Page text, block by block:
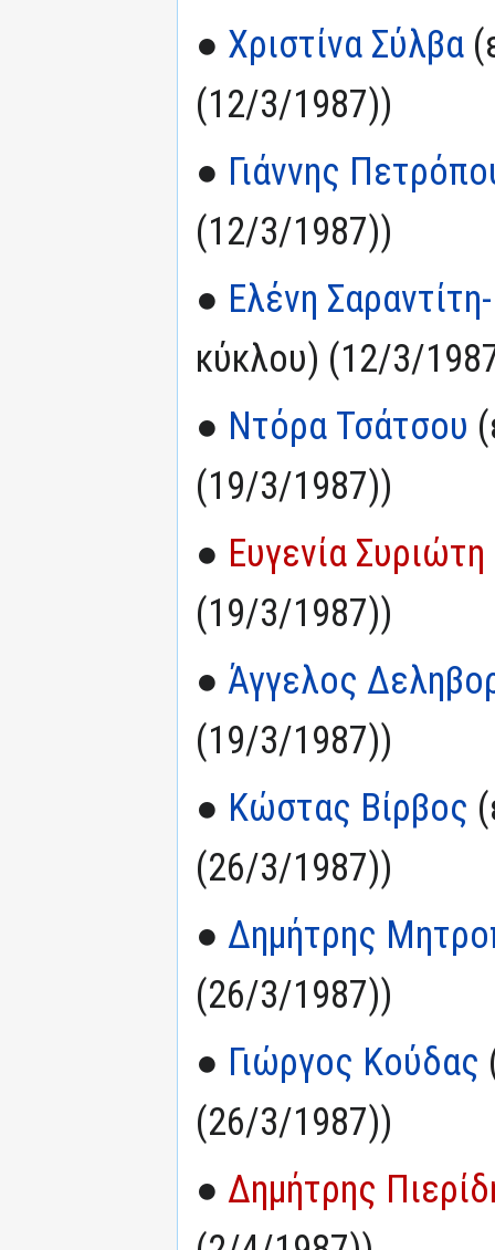
● Χριστίνα Σύλβα
(12/3/1987))
● Γιάννης
(12/3/1987))
● Ελένη
κύκλου) (12/3/
● Ντόρα Τσάτσου
(19/3/1987))
● Ευγενία Συριώτη
(19/3/1987))
● Άγγελος
(19/3/1987))
● Κώστας Βίρβος
(26/3/1987))
● Δημήτρης
(26/3/1987))
● Γιώργος Κούδας
(26/3/1987))
● Δημήτρης